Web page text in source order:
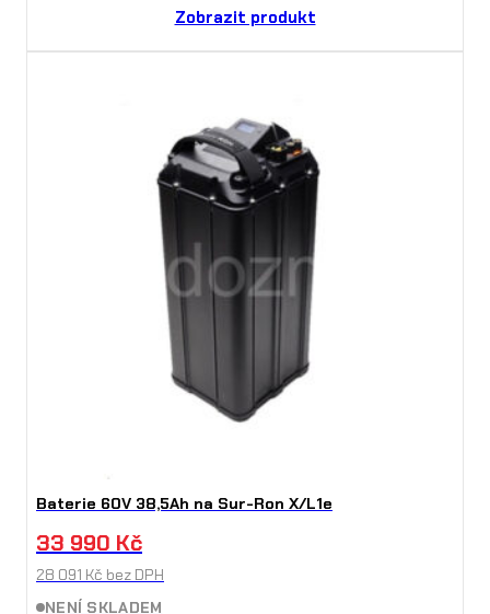
Zobrazit produkt
Baterie 60V 38,5Ah na Sur-Ron X/L1e
33 990 Kč
28 091 Kč bez DPH
NENÍ SKLADEM